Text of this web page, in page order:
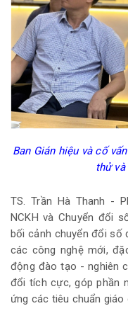
Ban Gián hiệu và cố
thử
TS. Trần Hà Thanh -
NCKH và Chuyển đổi
bối cảnh chuyển đổi số
các công nghệ mới,
động đào tạo - nghiên
đổi tích cực, góp phần
ứng các tiêu chuẩn